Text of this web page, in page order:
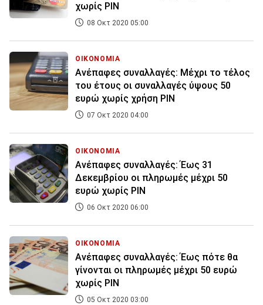
χωρίς PIN
08 Οκτ 2020 05:00
ΟΙΚΟΝΟΜΙΑ
Ανέπαφες συναλλαγές: Μέχρι το τέλος
του έτους οι συναλλαγές ύψους 50
ευρώ χωρίς χρήση PIN
07 Οκτ 2020 04:00
ΟΙΚΟΝΟΜΙΑ
Ανέπαφες συναλλαγές: Έως 31
Δεκεμβρίου οι πληρωμές μέχρι 50
ευρώ χωρίς PIN
06 Οκτ 2020 06:00
ΟΙΚΟΝΟΜΙΑ
Ανέπαφες συναλλαγές: Έως πότε θα
γίνονται οι πληρωμές μέχρι 50 ευρώ
χωρίς PIN
05 Οκτ 2020 03:00